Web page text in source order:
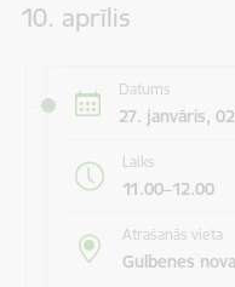
10. aprīlis
Datums
27. janvāris,
Laiks
11.00–12.00
Atrašanās vieta
Gulbenes